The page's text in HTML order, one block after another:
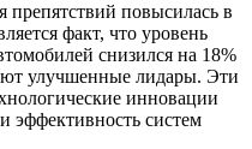
препятствий повысилась в
факт, что уровень
снизился на 18%
улучшенные лидары. Эти
инновации
эффективность систем